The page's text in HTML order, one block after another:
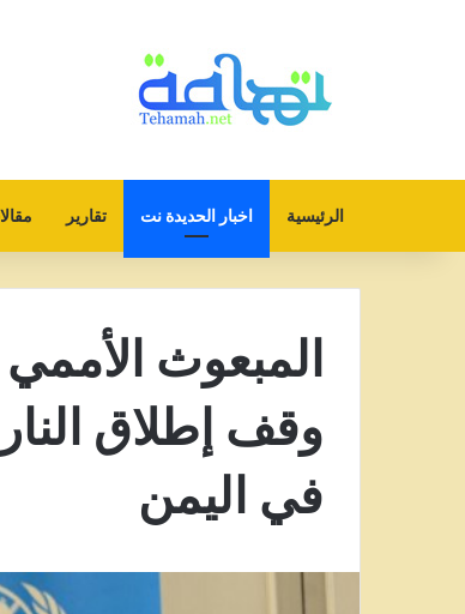
الرئيسية اخبار الحديدة نت تقارير
المبعوث
وقف إطلاق
في اليمن